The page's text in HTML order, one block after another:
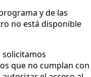
y de las
no está disponible
solicitamos
que no cumplan con